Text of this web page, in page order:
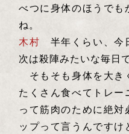
べつに身体のほうでも
ね。
木村 半年くらい、今
次は殺陣みたいな毎日
そもそも身体を大き
たくさん食べてトレー
って筋肉のために絶
ップって言うんです